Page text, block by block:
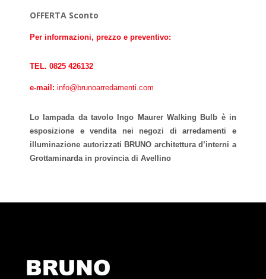
OFFERTA Sconto
Per informazioni, prezzo e preventivo:
TEL. 0825 426132
e-mail: info@brunoarredamenti.com
Lo lampada da tavolo Ingo Maurer Walking Bulb è in
esposizione e vendita nei negozi di arredamenti e
illuminazione autorizzati BRUNO architettura d’interni a
Grottaminarda in provincia di Avellino